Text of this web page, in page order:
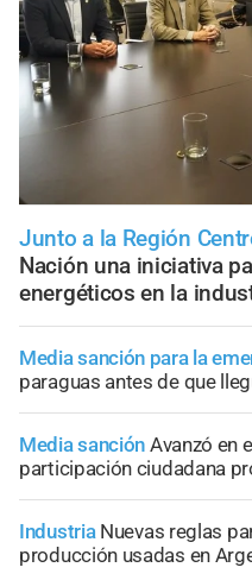
Junto a la Región
Nación una iniciativa
energéticos en la
Media sanción para la
paraguas antes de que
Media sanción Avanzó en
participación ciudadana
Industria Nuevas reglas
producción usadas en